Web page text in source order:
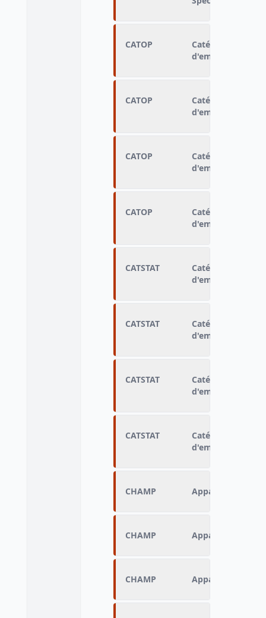
CATOP
Catégorie
d'emploi le mois
CATOP
Catégorie
d'emploi le mois
CATOP
Catégorie
d'emploi le mois
CATOP
Catégorie
d'emploi le mois
CATSTAT
Catégorie
d'emploi le mois
CATSTAT
Catégorie
d'emploi le mois
CATSTAT
Catégorie
d'emploi le mois
CATSTAT
Catégorie
d'emploi le mois
CHAMP Appartenance ou
CHAMP Appartenance ou
CHAMP Appartenance ou